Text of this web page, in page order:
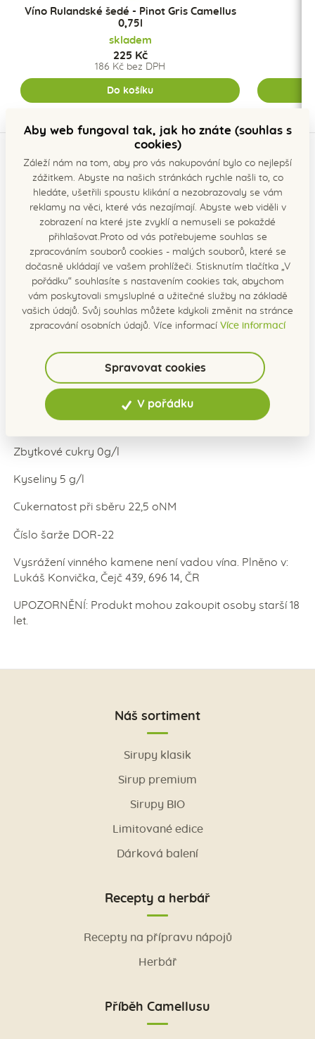
Víno Rulandské šedé - Pinot Gris Camellus
0,75l
skladem
225 Kč
186 Kč bez DPH
Do košíku
Popis produktu
Víno Dornfelder červené Camellus
Dornfelder je modrá moštová odrůda, řazená mezi
takzvané barvířky. Vznikla křížením novošlechtěnců
Helfensteiner (Jakubské x Trolínské) x Heroldrebe
(Modrý Portugal x Frankovka). Hrozen je velký, středně
hustý až hustý se středně dlouhou stopkou, bobule
velké, modročerné, elipsovitého tvaru, dužnina bez
zabarvení. Hrozny je možné konzumovat i na přímo.
Sklizňové zralosti odrůda dosahuje na přelomu září –
říjen. Odrůda dává vysoké výnosy při dosáhnutí
přívlastkové kvality. Víno má vysokou intenzitu barvy,
používá se často do cuvée s víny, které mají nižší
barvou.
Moravské zemské víno. Ročník 2022. Výrobce Víno
Čejč. Alc. 13,5% Obj. 0,75l
Zbytkové cukry 0g/l
Kyseliny 5 g/l
Cukernatost při sběru 22,5 oNM
Číslo šarže DOR-22
Vysrážení vinného kamene není vadou vína. Plněno v:
Lukáš Konvička, Čejč 439, 696 14, ČR
UPOZORNĚNÍ: Produkt mohou zakoupit osoby starší 18
let.
Náš sortiment
Sirupy klasik
Sirup premium
Sirupy BIO
Limitované edice
Dárková balení
Recepty a herbář
Recepty na přípravu nápojů
Herbář
Příběh Camellusu
Aby web fungoval tak, jak ho znáte (souhlas s
cookies)
Záleží nám na tom, aby pro vás nakupování bylo co nejlepší
zážitkem. Abyste na našich stránkách rychle našli to, co
hledáte, ušetřili spoustu klikání a nezobrazovaly se vám
reklamy na věci, které vás nezajímají. Abyste web viděli v
zobrazení na které jste zvyklí a nemuseli se pokaždé
přihlašovat.Proto od vás potřebujeme souhlas se
zpracováním souborů cookies - malých souborů, které se
dočasně ukládají ve vašem prohlížeči. Stisknutím tlačítka „V
pořádku“ souhlasíte s nastavením cookies tak, abychom
vám poskytovali smysluplné a užitečné služby na základě
vašich údajů. Svůj souhlas můžete kdykoli změnit na stránce
zpracování osobních údajů. Více informací Více informací
Spravovat cookies
V pořádku